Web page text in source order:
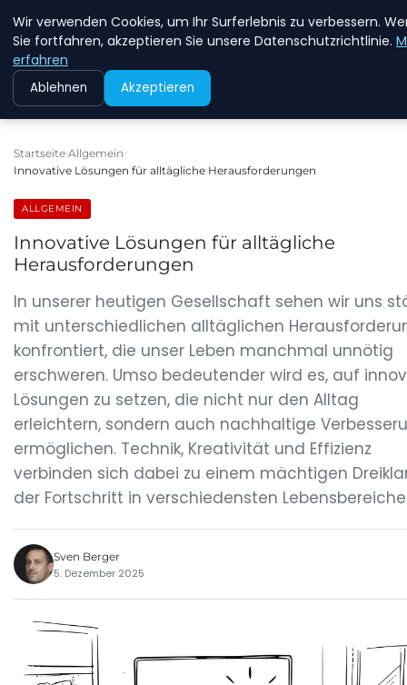
NEW ENERGY JOBS
Startseite Allgemein
Innovative Lösungen für alltägliche Herausforderungen
ALLGEMEIN
Innovative Lösungen für alltägliche
Herausforderungen
In unserer heutigen Gesellschaft sehen wir uns
mit unterschiedlichen alltäglichen
konfrontiert, die unser Leben manchmal unnötig
erschweren. Umso bedeutender wird es, auf
Lösungen zu setzen, die nicht nur den Alltag
erleichtern, sondern auch nachhaltige
ermöglichen. Technik, Kreativität und Effizienz
verbinden sich dabei zu einem mächtigen
der Fortschritt in verschiedensten
Sven Berger
5. Dezember 2025
Wir verwenden Cookies, um Ihr Surferlebnis zu verbessern.
Sie fortfahren, akzeptieren Sie unsere Datenschutzrichtlinie.
erfahren
Ablehnen Akzeptieren